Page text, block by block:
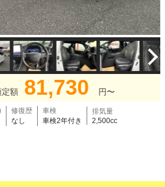
定額 81,730 円〜
修復歴
なし
車検
車検2年付き
排気量
2,500cc